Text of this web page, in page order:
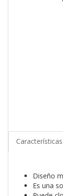
Características
Diseño
Es una